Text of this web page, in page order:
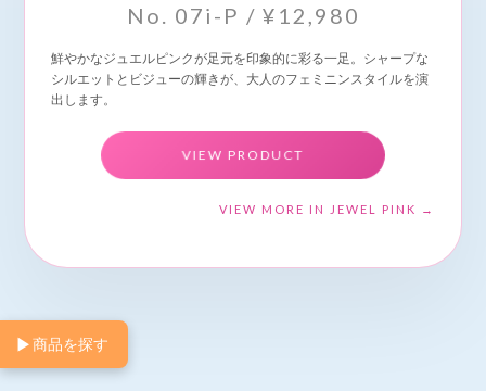
▶商品を探す
No. 07i-P / ¥12,980
鮮やかなジュエルピンクが足元を印象的に彩る一足。シャープな
シルエットとビジューの輝きが、大人のフェミニンスタイルを演
出します。
VIEW PRODUCT
VIEW MORE IN JEWEL PINK →